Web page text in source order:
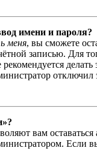
имени и пароля?
меня, вы сможете
записью. Для
вам